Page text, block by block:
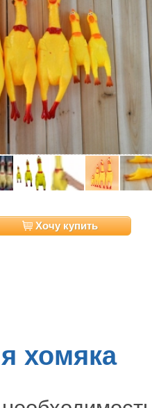
Хочу купить
хомяка